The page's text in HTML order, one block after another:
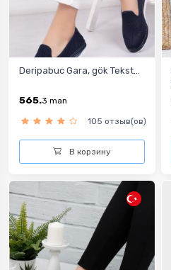
Deripabuc Gara, gök Tekst...
565.3 man
105 отзыв(ов)
В корзину